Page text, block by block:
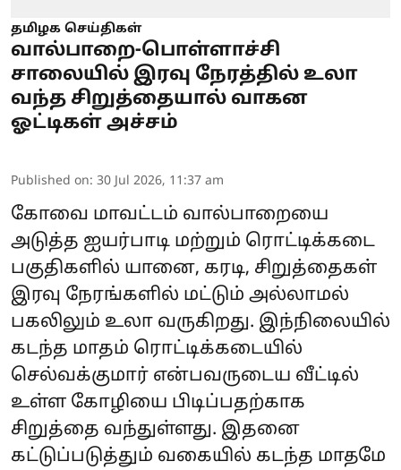
தமிழக செய்திகள்
வால்பாறை-பொள்ளாச்சி
சாலையில் இரவு நேரத்தில் உலா
வந்த சிறுத்தையால் வாகன
ஓட்டிகள் அச்சம்
Published on: 30 Jul 2026, 11:37 am
கோவை மாவட்டம் வால்பாறையை
அடுத்த ஐயர்பாடி மற்றும் ரொட்டிக்கடை
பகுதிகளில் யானை, கரடி, சிறுத்தைகள்
இரவு நேரங்களில் மட்டும் அல்லாமல்
பகலிலும் உலா வருகிறது. இந்நிலையில்
கடந்த மாதம் ரொட்டிக்கடையில்
செல்வக்குமார் என்பவருடைய வீட்டில்
உள்ள கோழியை பிடிப்பதற்காக
சிறுத்தை வந்துள்ளது. இதனை
கட்டுப்படுத்தும் வகையில் கடந்த மாதமே